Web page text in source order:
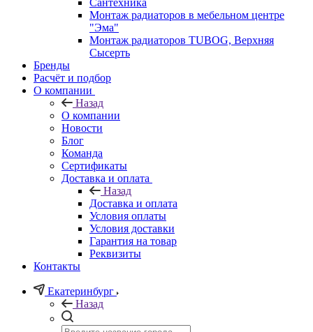
Сантехника
Монтаж радиаторов в мебельном центре
"Эма"
Монтаж радиаторов TUBOG, Верхняя
Сысерть
Бренды
Расчёт и подбор
О компании
Назад
О компании
Новости
Блог
Команда
Сертификаты
Доставка и оплата
Назад
Доставка и оплата
Условия оплаты
Условия доставки
Гарантия на товар
Реквизиты
Контакты
Екатеринбург
Назад